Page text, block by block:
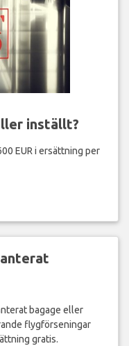
inställt?
EUR i ersättning per
bagage eller
flygförseningar
gratis.